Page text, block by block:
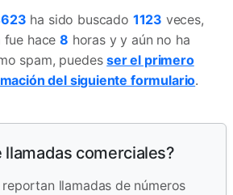
ha sido buscado 1123 veces,
fue hace8 horas y y aún no ha
spam, puedesser el primero
del siguiente formulario.
llamadas comerciales?
llamadas de números